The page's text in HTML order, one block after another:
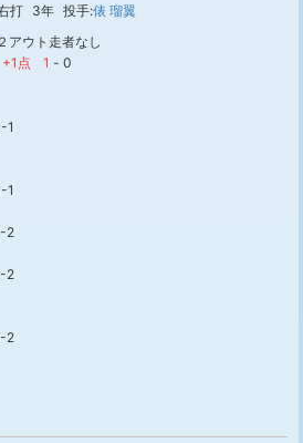
打 3年 投手:俵 瑠翼
２アウト走者なし
+1点
1 - 0
1
1
2
2
2